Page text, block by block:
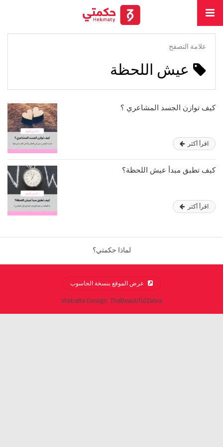
علامة التصفح
عيش اللحظة
كيف توازن الجسد المشاعري ؟
اقرأ أكثر
كيف تطبق مبدأ عيش اللحظة؟
اقرأ أكثر
لماذا حكمتي؟
عرض الموقع بنسخة الحاسوب
Website Design: TheBeautifulZahra